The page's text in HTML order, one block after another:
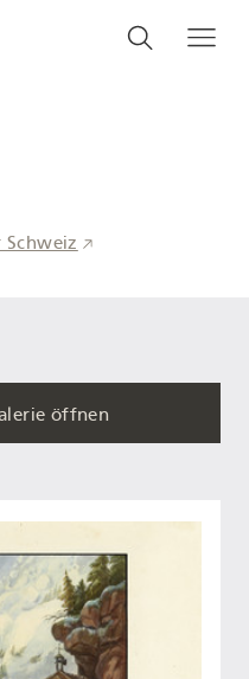
Search
Suche
Schweiz
öffnen